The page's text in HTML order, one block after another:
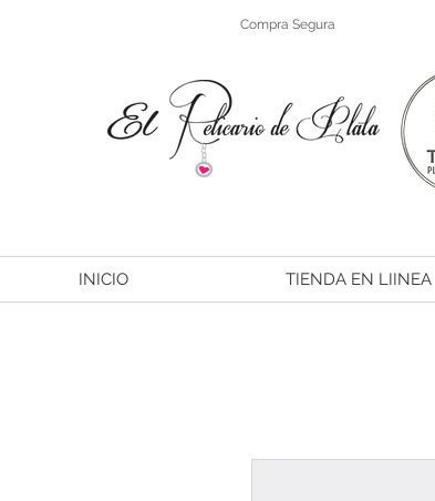
Compra Segura
INICIO TIENDA EN LIINEA